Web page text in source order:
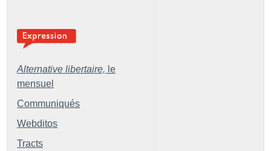
Alternative libertaire, le
mensuel
Communiqués
Webditos
Tracts